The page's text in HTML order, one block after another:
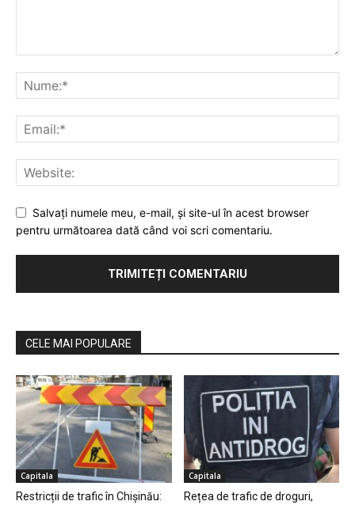
Salvaţi numele meu, e-mail, şi site-ul în acest browser
pentru următoarea dată când voi scri comentariu.
CELE MAI POPULARE
Capitala
Restricții de trafic în Chișinău:
Capitala
Rețea de trafic de droguri,